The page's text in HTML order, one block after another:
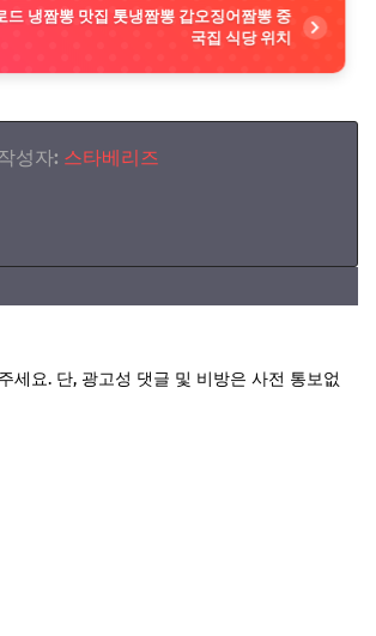
드 냉짬뽕 맛집 톳냉짬뽕 갑오징어짬뽕 중
국집 식당 위치
성자: 스타베리즈
세요. 단, 광고성 댓글 및 비방은 사전 통보없